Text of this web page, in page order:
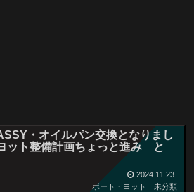
・オイルパン交換となりまし
ット整備計画ちょっと進み と
2024.11.23
ボート・ヨット
未分類